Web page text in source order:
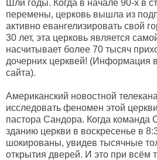
Шли годы. Когда в начале 90-х в
перемены, церковь вышла из
активно евангелизировать свой
30 лет, эта церковь является
насчитывает более 70 тысяч
дочерних церквей! (Информация
сайта).
Американский новостной
исследовать феномен этой
пастора Сандора. Когда команда
зданию церкви в воскресенье в
шокированы, увидев тысячные
открытия дверей. И это при всём